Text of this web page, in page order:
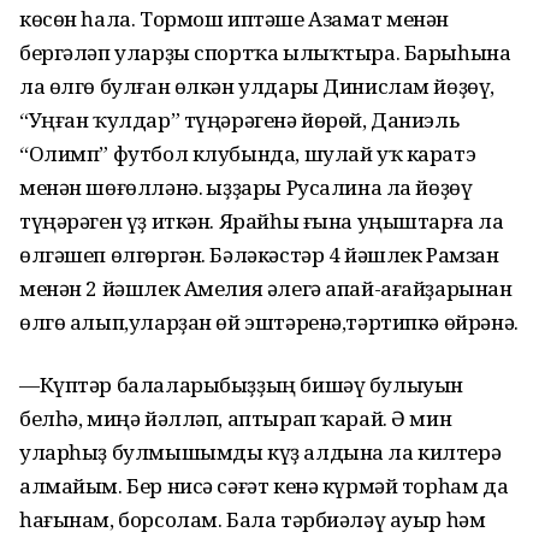
көсөн һала. Тормош иптәше Азамат менән
бергәләп уларҙы спортҡа ылыҡтыра. Барыһына
ла өлгө булған өлкән улдары Динислам йөҙөү,
“Уңған ҡулдар” түңәрәгенә йөрөй, Даниэль
“Олимп” футбол клубында, шулай уҡ каратэ
менән шөғөлләнә. Ҡыҙҙары Русалина ла йөҙөү
түңәрәген үҙ иткән. Ярайһы ғына уңыштарға ла
өлгәшеп өлгөргән. Бәләкәстәр 4 йәшлек Рамзан
менән 2 йәшлек Амелия әлегә апай-ағайҙарынан
өлгө алып,уларҙан өй эштәренә,тәртипкә өйрәнә.
—Күптәр балаларыбыҙҙың бишәү булыуын
белһә, миңә йәлләп, аптырап ҡарай. Ә мин
уларһыҙ булмышымды күҙ алдына ла килтерә
алмайым. Бер нисә сәғәт кенә күрмәй торһам да
һағынам, борсолам. Бала тәрбиәләү ауыр һәм